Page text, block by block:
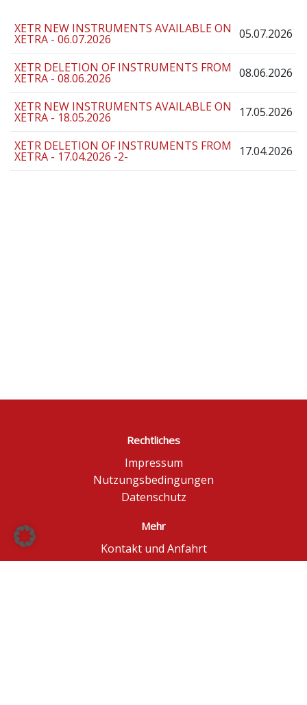
XETR NEW INSTRUMENTS AVAILABLE ON
XETRA - 06.07.2026 05.07.2026
XETR DELETION OF INSTRUMENTS FROM
XETRA - 08.06.2026 08.06.2026
XETR NEW INSTRUMENTS AVAILABLE ON
XETRA - 18.05.2026 17.05.2026
XETR DELETION OF INSTRUMENTS FROM
XETRA - 17.04.2026 -2- 17.04.2026
Rechtliches
Impressum
Nutzungsbedingungen
Datenschutz
Mehr
Kontakt und Anfahrt
Börse Düsseldorf